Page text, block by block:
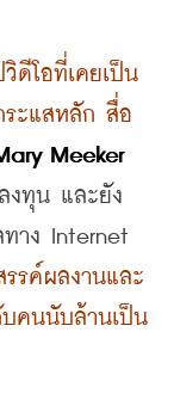
ดีโอที่เคยเป็น
ระแสหลัก สื่อ
Mary Meeker
งทุน และยัง
าง Internet
รรค์ผลงานและ
บคนนับล้านเป็น